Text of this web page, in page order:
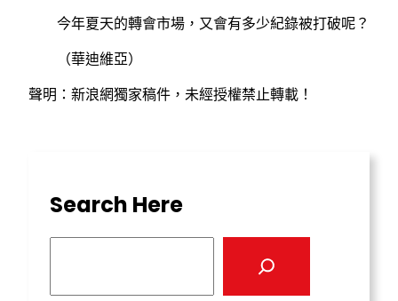
今年夏天的轉會市場，又會有多少紀錄被打破呢？
（華迪維亞）
聲明：新浪網獨家稿件，未經授權禁止轉載！
Search Here